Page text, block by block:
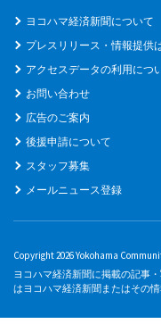
ヨコハマ経済新聞について
プレスリリース・情報提供
アクセスデータの利用につ
お問い合わせ
広告のご案内
後援申請について
スタッフ募集
メールニュース登録
Copyright 2026 Yokohama
ヨコハマ経済新聞に掲載の記事
はヨコハマ経済新聞またはその情